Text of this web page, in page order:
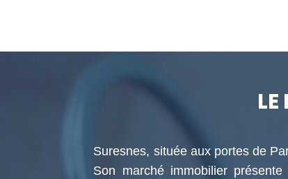
Suresnes, située aux portes de
Son marché immobilier